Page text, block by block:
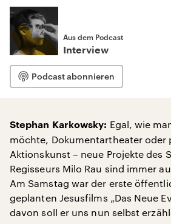
Aus dem Podcast
Interview
Podcast abonnieren
Stephan Karkowsky: Egal, wie
möchte, Dokumentartheater oder
Aktionskunst – neue Projekte des
Regisseurs Milo Rau sind immer
Am Samstag war der erste
geplanten Jesusfilms „Das Neue
davon soll er uns nun selbst